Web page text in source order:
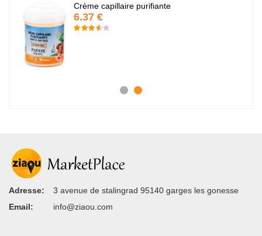
Crème capillaire purifiante
6.37 €
Adresse:
3 avenue de stalingrad 95140 garges les gonesse
Email:
info@ziaou.com